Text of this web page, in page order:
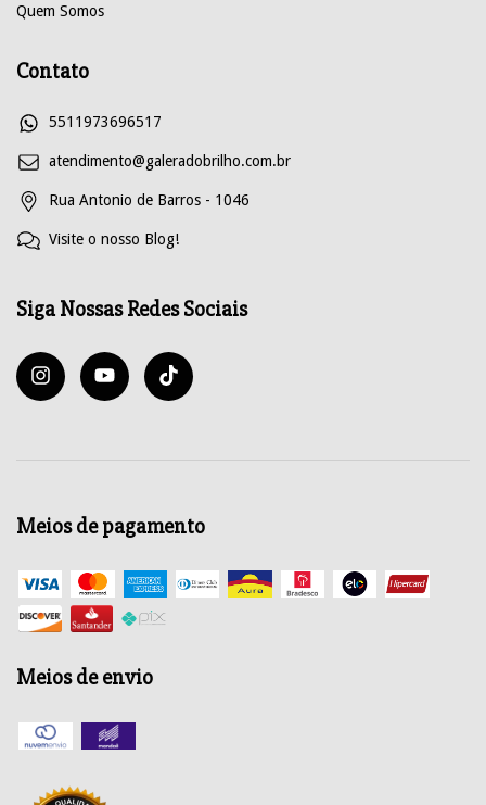
Quem Somos
Contato
5511973696517
atendimento@galeradobrilho.com.br
Rua Antonio de Barros - 1046
Visite o nosso Blog!
Siga Nossas Redes Sociais
Meios de pagamento
Meios de envio